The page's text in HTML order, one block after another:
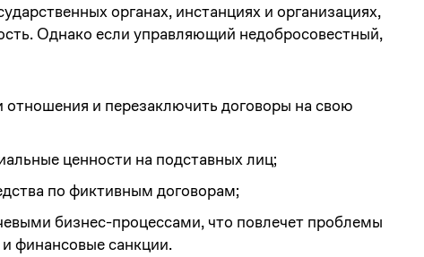
органах, инстанциях и организациях,
Однако если управляющий недобросовестный,
отношения и перезаключить договоры на свою
ценности на подставных лиц;
по фиктивным договорам;
бизнес-процессами, что повлечет проблемы
финансовые санкции.